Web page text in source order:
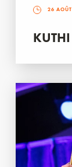
26 AOÛT
KUTHI